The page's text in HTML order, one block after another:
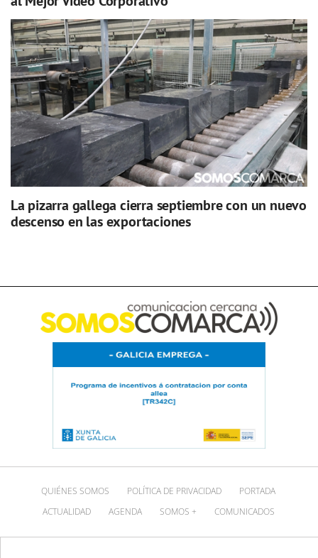
La pizarra gallega cierra septiembre con un nuevo
descenso en las exportaciones
QUIÉNES SOMOS POLÍTICA DE PRIVACIDAD
PORTADA
ACTUALIDAD
AGENDA SOMOS + COMUNICADOS